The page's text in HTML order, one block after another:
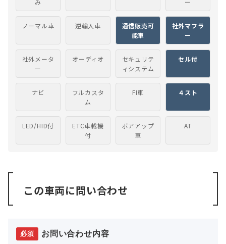
ノーマル車 逆輸入車
通信販売可
能車
社外マフラ
ー
社外メータ
ー
オーディオ
セキュリテ
ィシステム
セル付
ナビ
フルカスタ
ム
FI車 ４スト
LED/HID付
ETC車載機
付
ボアアップ
車
AT
この車両に問い合わせ
必須 お問い合わせ内容